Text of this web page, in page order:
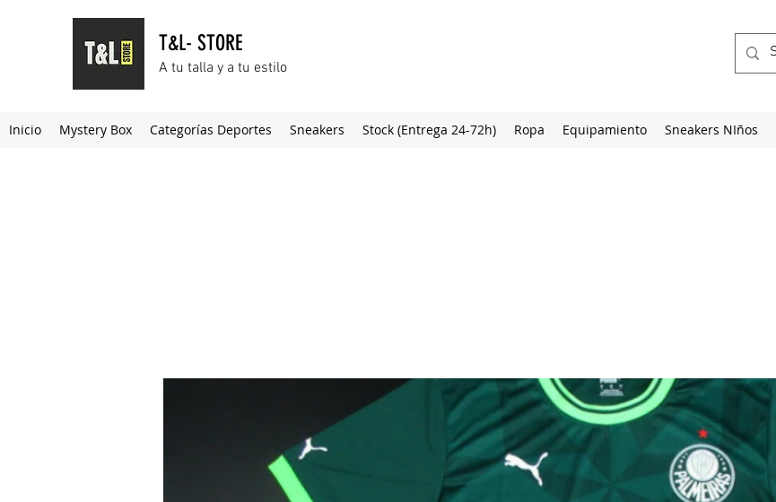
T&L- STORE
A tu talla y a tu estilo
Inicio Mystery Box Categorías Deportes Sneakers Stock (Entrega 24-72h) Ropa Equipamiento Sneakers NIños